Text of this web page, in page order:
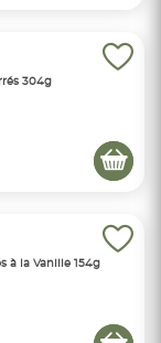
304g
à la Vanille 154g